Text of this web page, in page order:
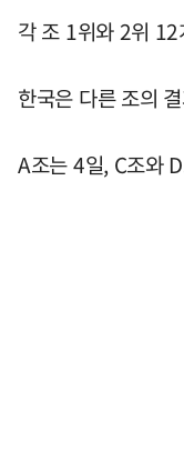
각 조 1위와 2위
한국은 다른 조의
A조는 4일, C조와